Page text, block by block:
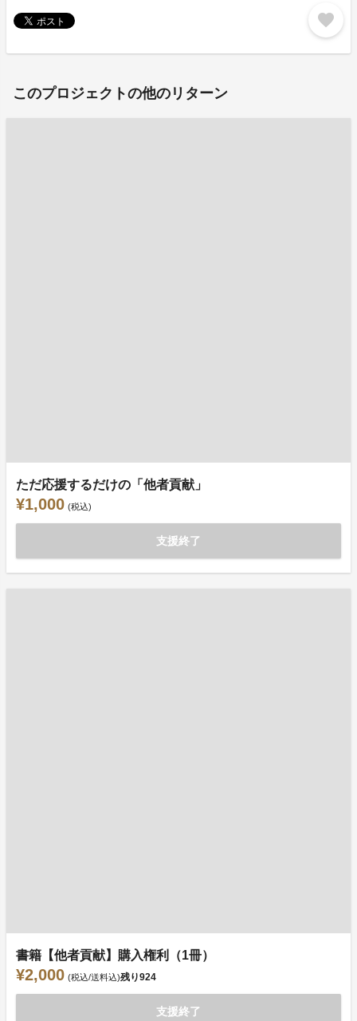
favorite
このプロジェクトの他のリターン
ただ応援するだけの「他者貢献」
¥1,000 (税込)
支援終了
書籍【他者貢献】購入権利（1冊）
¥2,000 (税込/送料込)残り924
支援終了